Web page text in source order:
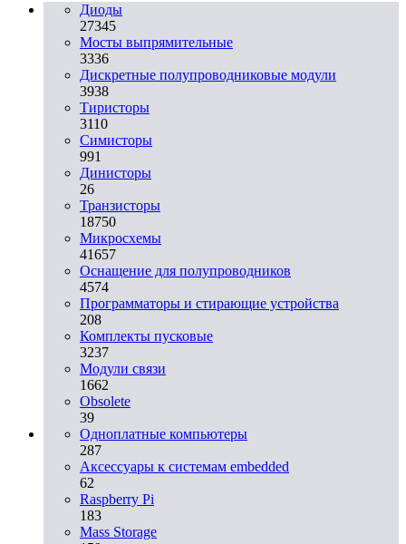
Диоды
27345
Мосты выпрямительные
3336
Дискретные полупроводниковые модули
3938
Тиристоры
3110
Симисторы
991
Динисторы
26
Транзисторы
18750
Микросхемы
41657
Оснащение для полупроводников
4574
Программаторы и стирающие устройства
208
Комплекты пусковые
3237
Модули связи
1662
Obsolete
39
Одноплатные компьютеры
287
Аксессуары к системам embedded
62
Raspberry Pi
183
Mass Storage